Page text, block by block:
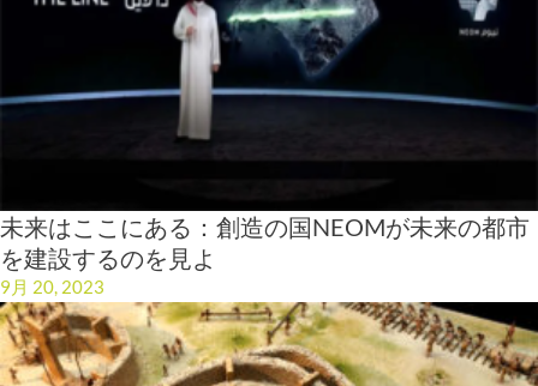
未来はここにある：創造の国NEOMが未来の都市
を建設するのを見よ
9月 20, 2023